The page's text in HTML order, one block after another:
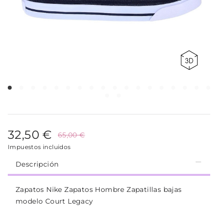
32,50 € 65,00 €
Impuestos incluidos
Descripción
Zapatos Nike Zapatos Hombre Zapatillas bajas
modelo Court Legacy